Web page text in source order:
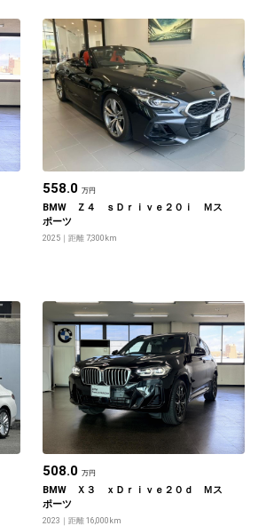
558.0 万円
BMW Ｚ４ ｓＤｒｉｖｅ２０ｉ Ｍス
ポーツ
2025 距離 7,300km
508.0 万円
BMW Ｘ３ ｘＤｒｉｖｅ２０ｄ Ｍス
ポーツ
2023 距離 16,000km